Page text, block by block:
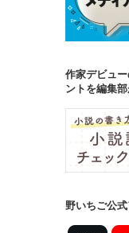
作家デビュ
ントを編集部
野いちご公